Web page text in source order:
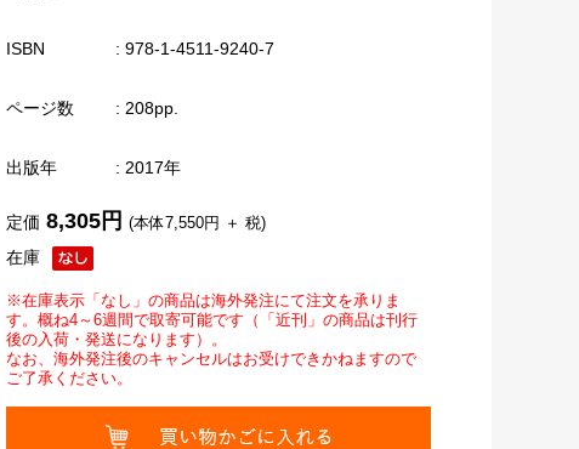
ISBN : 978-1-4511-9240-7
ページ数 : 208pp.
出版年 : 2017年
在庫
定価 8,305円 (本体7,550円 ＋ 税)
※在庫表示「なし」の商品は海外発注にて注文を承りま
す。概ね4～6週間で取寄可能です（「近刊」の商品は刊行
後の入荷・発送になります）。
なお、海外発注後のキャンセルはお受けできかねますので
ご了承ください。